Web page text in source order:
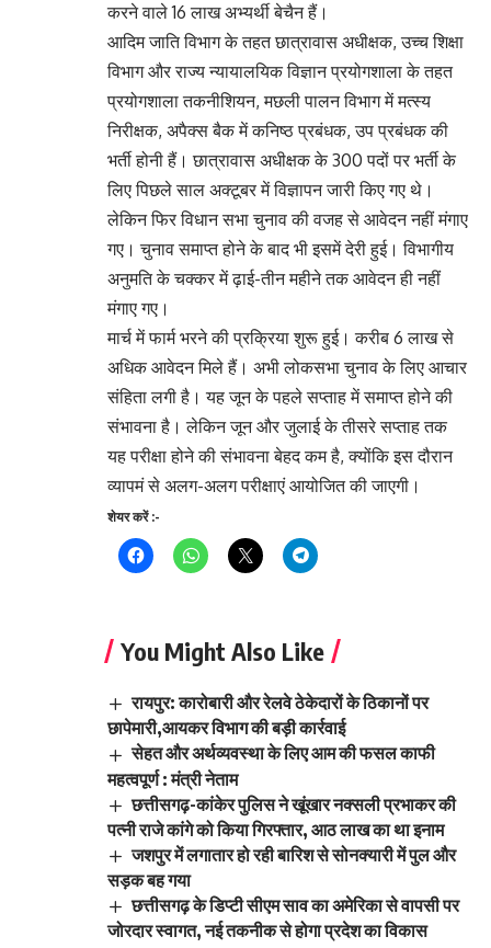
करने वाले 16 लाख अभ्यर्थी बेचैन हैं।
आदिम जाति विभाग के तहत छात्रावास अधीक्षक, उच्च शिक्षा
विभाग और राज्य न्यायालयिक विज्ञान प्रयोगशाला के तहत
प्रयोगशाला तकनीशियन, मछली पालन विभाग में मत्स्य
निरीक्षक, अपैक्स बैक में कनिष्ठ प्रबंधक, उप प्रबंधक की
भर्ती होनी हैं। छात्रावास अधीक्षक के 300 पदों पर भर्ती के
लिए पिछले साल अक्टूबर में विज्ञापन जारी किए गए थे।
लेकिन फिर विधान सभा चुनाव की वजह से आवेदन नहीं मंगाए
गए। चुनाव समाप्त होने के बाद भी इसमें देरी हुई। विभागीय
अनुमति के चक्कर में ढ़ाई-तीन महीने तक आवेदन ही नहीं
मंगाए गए।
मार्च में फार्म भरने की प्र​क्रिया शुरू हुई। करीब 6 लाख से
अधिक आवेदन मिले हैं। अभी लोकसभा चुनाव के लिए आचार
संहिता लगी है। यह जून के पहले सप्ताह में समाप्त होने की
संभावना है। लेकिन जून और जुलाई के तीसरे सप्ताह तक
यह परीक्षा होने की संभावना बेहद कम है, क्योंकि इस दौरान
व्यापमं से अलग-अलग परीक्षाएं आयोजित की जाएगी।
Continue
Reading
शेयर करें :-
You Might Also Like
रायपुर: कारोबारी और रेलवे ठेकेदारों के ठिकानों पर
छापेमारी,आयकर विभाग की बड़ी कार्रवाई
सेहत और अर्थव्यवस्था के लिए आम की फसल काफी
महत्वपूर्ण : मंत्री नेताम
छत्तीसगढ़-कांकेर पुलिस ने खूंखार नक्सली प्रभाकर की
पत्नी राजे कांगे को किया गिरफ्तार, आठ लाख का था इनाम
जशपुर में लगातार हो रही बारिश से सोनक्यारी में पुल और
सड़क बह गया
छत्तीसगढ़ के डिप्टी सीएम साव का अमेरिका से वापसी पर
जोरदार स्वागत, नई तकनीक से होगा प्रदेश का विकास